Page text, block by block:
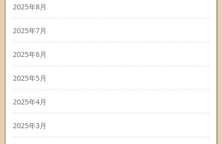
2025年8月
2025年7月
2025年6月
2025年5月
2025年4月
2025年3月